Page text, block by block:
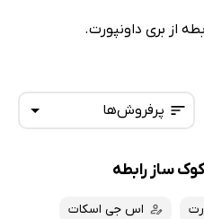
از بری داونپورت.
پرفروش‌ها
تازه‌ها
داغ‌ترین‌ها
ساز رابطه
اس جی اسکات